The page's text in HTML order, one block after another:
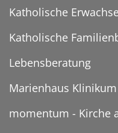
Katholische
Katholische
Lebensberatung
Marienhaus
momentum - Kirche